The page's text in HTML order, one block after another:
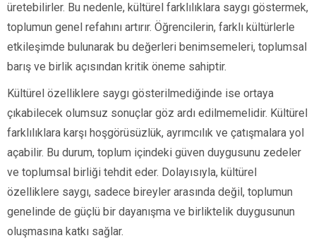
üretebilirler. Bu nedenle, kültürel farklılıklara saygı göstermek,
toplumun genel refahını artırır. Öğrencilerin, farklı kültürlerle
etkileşimde bulunarak bu değerleri benimsemeleri, toplumsal
barış ve birlik açısından kritik öneme sahiptir.
Kültürel özelliklere saygı gösterilmediğinde ise ortaya
çıkabilecek olumsuz sonuçlar göz ardı edilmemelidir. Kültürel
farklılıklara karşı hoşgörüsüzlük, ayrımcılık ve çatışmalara yol
açabilir. Bu durum, toplum içindeki güven duygusunu zedeler
ve toplumsal birliği tehdit eder. Dolayısıyla, kültürel
özelliklere saygı, sadece bireyler arasında değil, toplumun
genelinde de güçlü bir dayanışma ve birliktelik duygusunun
oluşmasına katkı sağlar.